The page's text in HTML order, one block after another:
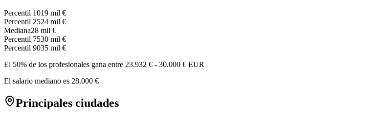
Percentil 1019 mil €
Percentil 2524 mil €
Mediana28 mil €
Percentil 7530 mil €
Percentil 9035 mil €
El 50% de los profesionales gana entre 23.932 € - 30.000 € EUR
El salario mediano es 28.000 €
Principales ciudades